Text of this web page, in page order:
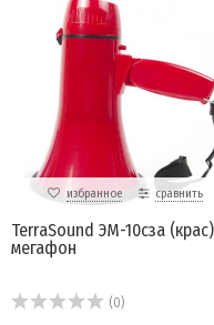
избранное сравнить
TerraSound ЭМ-10сза
мегафон
(0)